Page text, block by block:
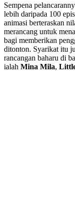
Sempena
lebih daripada 100
animasi berteraskan
merancang untuk
bagi memberikan
ditonton. Syarikat itu
rancangan baharu di
ialah Mina Mila,